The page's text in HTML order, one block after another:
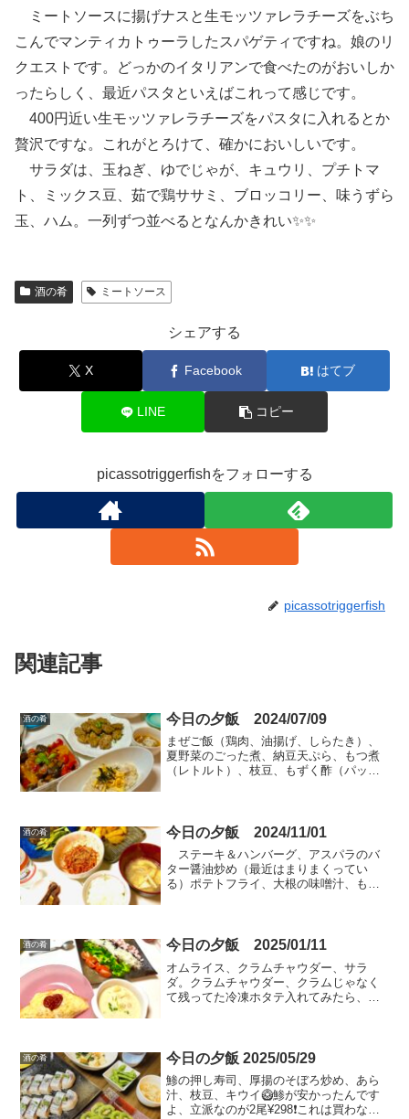
ミートソースに揚げナスと生モッツァレラチーズをぶち
こんでマンティカトゥーラしたスパゲティですね。娘のリ
クエストです。どっかのイタリアンで食べたのがおいしか
ったらしく、最近パスタといえばこれって感じです。
400円近い生モッツァレラチーズをパスタに入れるとか
贅沢ですな。これがとろけて、確かにおいしいです。
サラダは、玉ねぎ、ゆでじゃが、キュウリ、プチトマ
ト、ミックス豆、茹で鶏ササミ、ブロッコリー、味うずら
玉、ハム。一列ずつ並べるとなんかきれい✨✨
酒の肴 ミートソース
シェアする
X Facebook はてブ
LINE コピー
picassotriggerfishをフォローする
picassotriggerfish
関連記事
酒の肴 今日の夕飯 2024/07/09
まぜご飯（鶏肉、油揚げ、しらたき）、
夏野菜のごった煮、納豆天ぷら、もつ煮
（レトルト）、枝豆、もずく酢（パック
具材を炊き立て白飯に混ぜ...
酒の肴 今日の夕飯 2024/11/01
ステーキ＆ハンバーグ、アスパラのバ
ター醤油炒め（最近はまりまくってい
る）ポテトフライ、大根の味噌汁、もや
酒の肴 今日の夕飯 2025/01/11
オムライス、クラムチャウダー、サラ
ダ。クラムチャウダー、クラムじゃなく
て残ってた冷凍ホタテ入れてみたら、ま
かった…。ポカリだのOS1...
酒の肴 今日の夕飯 2025/05/29
鯵の押し寿司、厚揚のそぼろ炒め、あら
汁、枝豆、キウイ🥝鯵が安かったんです
よ、立派なのが2尾¥298❗️これは買わない